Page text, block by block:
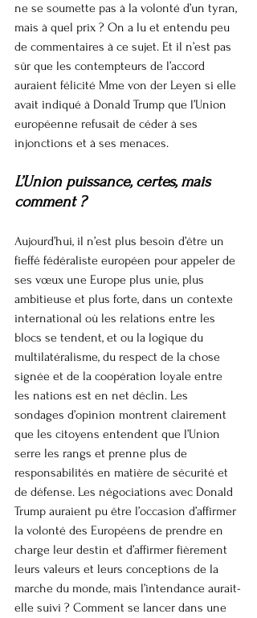
ne se soumette pas à la volonté d’un tyran,
mais à quel prix ? On a lu et entendu peu
de commentaires à ce sujet. Et il n’est pas
sûr que les contempteurs de l’accord
auraient félicité Mme von der Leyen si elle
avait indiqué à Donald Trump que l’Union
européenne refusait de céder à ses
injonctions et à ses menaces.
L’Union puissance, certes, mais
comment ?
Aujourd’hui, il n’est plus besoin d’être un
fieffé fédéraliste européen pour appeler de
ses vœux une Europe plus unie, plus
ambitieuse et plus forte, dans un contexte
international où les relations entre les
blocs se tendent, et ou la logique du
multilatéralisme, du respect de la chose
signée et de la coopération loyale entre
les nations est en net déclin. Les
sondages d’opinion montrent clairement
que les citoyens entendent que l’Union
serre les rangs et prenne plus de
responsabilités en matière de sécurité et
de défense. Les négociations avec Donald
Trump auraient pu être l’occasion d’affirmer
la volonté des Européens de prendre en
charge leur destin et d’affirmer fièrement
leurs valeurs et leurs conceptions de la
marche du monde, mais l’intendance aurait-
elle suivi ? Comment se lancer dans une